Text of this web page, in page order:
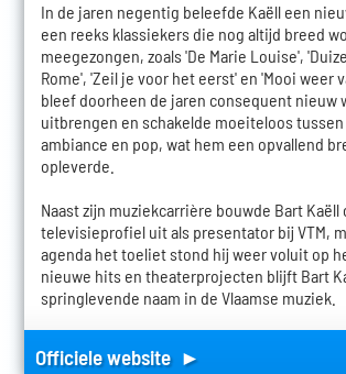
In de jaren negentig beleefde Kaëll een
een reeks klassiekers die nog altijd breed
meegezongen, zoals 'De Marie Louise',
Rome', 'Zeil je voor het eerst' en 'Mooi weer
bleef doorheen de jaren consequent nieuw
uitbrengen en schakelde moeiteloos
ambiance en pop, wat hem een opvallend
opleverde.
Naast zijn muziekcarrière bouwde Bart
televisieprofiel uit als presentator bij VTM,
agenda het toeliet stond hij weer voluit op
nieuwe hits en theaterprojecten blijft Bart
springlevende naam in de Vlaamse muziek.
Officiele website ►